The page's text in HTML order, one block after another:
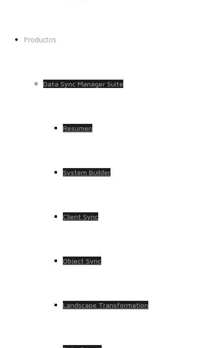
Productos
Data Sync Manager Suite
Resumen
System Builder
Client Sync
Object Sync
Landscape Transformation